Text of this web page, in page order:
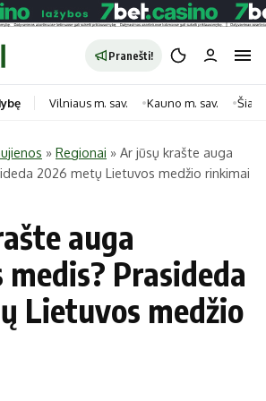
Pranešti!
Kategorijos
Gyvenimas
Horoskopai
Maistas
Vilniaus m. sav. Kauno m. sav.
» Regionai » Ar jūsų krašte auga
2026 metų Lietuvos medžio rinkimai
auga
Prasideda
Lietuvos medžio